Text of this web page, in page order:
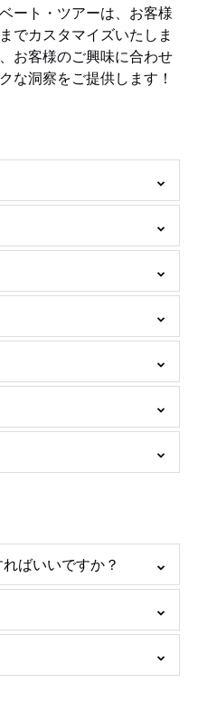
ート・ツアーは、お客様
でカスタマイズいたしま
お客様のご興味に合わせ
な洞察をご提供します！
ばいいですか？